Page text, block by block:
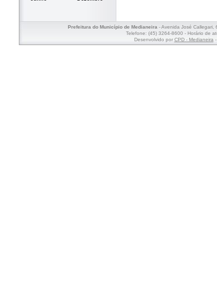
Prefeitura do Município de Medianeira- Avenida José Callegari,
Telefone: (45) 3264-8600 - Horário de
Desenvolvido por CPD - Medianeira-